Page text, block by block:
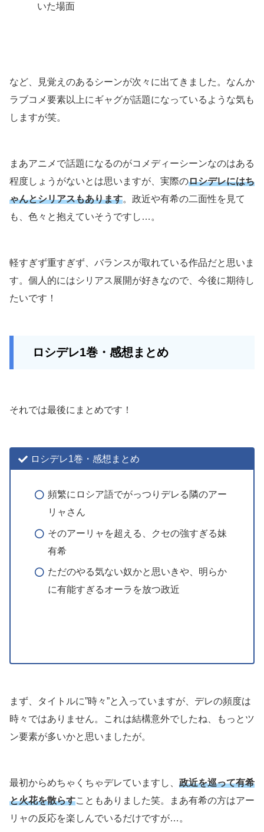
いた場面
など、見覚えのあるシーンが次々に出てきました。なんか
ラブコメ要素以上にギャグが話題になっているような気も
しますが笑。
まあアニメで話題になるのがコメディーシーンなのはある
程度しょうがないとは思いますが、実際のロシデレにはち
ゃんとシリアスもあります。政近や有希の二面性を見て
も、色々と抱えていそうですし…。
軽すぎず重すぎず、バランスが取れている作品だと思いま
す。個人的にはシリアス展開が好きなので、今後に期待し
たいです！
ロシデレ1巻・感想まとめ
それでは最後にまとめです！
ロシデレ1巻・感想まとめ
頻繁にロシア語でがっつりデレる隣のアー
リャさん
そのアーリャを超える、クセの強すぎる妹
有希
ただのやる気ない奴かと思いきや、明らか
に有能すぎるオーラを放つ政近
まず、タイトルに”時々”と入っていますが、デレの頻度は
時々ではありません。これは結構意外でしたね、もっとツ
ン要素が多いかと思いましたが。
最初からめちゃくちゃデレていますし、 政近を巡って有希
と火花を散らすこともありました笑。まあ有希の方はアー
リャの反応を楽しんでいるだけですが…。